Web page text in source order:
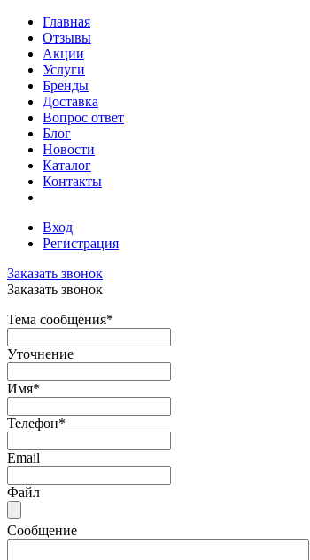
Главная
Отзывы
Акции
Услуги
Бренды
Доставка
Вопрос ответ
Блог
Новости
Каталог
Контакты
Вход
Регистрация
Заказать звонок
Заказать звонок
Тема сообщения*
Уточнение
Имя*
Телефон*
Email
Файл
Сообщение